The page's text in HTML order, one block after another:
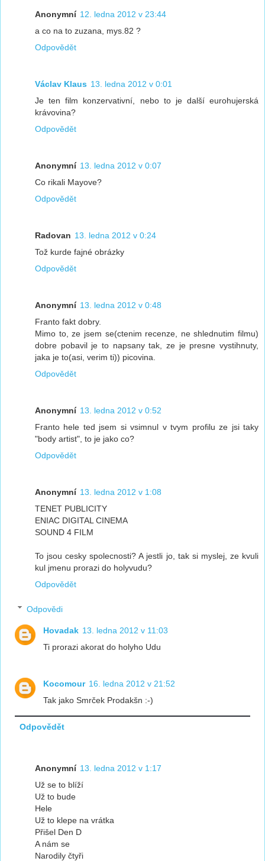
Anonymní 12. ledna 2012 v 23:44
a co na to zuzana, mys.82 ?
Odpovědět
Václav Klaus 13. ledna 2012 v 0:01
Je ten film konzervativní, nebo to je další eurohujerská
krávovina?
Odpovědět
Anonymní 13. ledna 2012 v 0:07
Co rikali Mayove?
Odpovědět
Radovan 13. ledna 2012 v 0:24
Tož kurde fajné obrázky
Odpovědět
Anonymní 13. ledna 2012 v 0:48
Franto fakt dobry.
Mimo to, ze jsem se(ctenim recenze, ne shlednutim filmu)
dobre pobavil je to napsany tak, ze je presne vystihnuty,
jaka je to(asi, verim ti)) picovina.
Odpovědět
Anonymní 13. ledna 2012 v 0:52
Franto hele ted jsem si vsimnul v tvym profilu ze jsi taky
"body artist", to je jako co?
Odpovědět
Anonymní 13. ledna 2012 v 1:08
TENET PUBLICITY
ENIAC DIGITAL CINEMA
SOUND 4 FILM
To jsou cesky spolecnosti? A jestli jo, tak si myslej, ze kvuli
kul jmenu prorazi do holyvudu?
Odpovědět
Odpovědi
Hovadak 13. ledna 2012 v 11:03
Ti prorazi akorat do holyho Udu
Kocomour 16. ledna 2012 v 21:52
Tak jako Smrček Prodakšn :-)
Odpovědět
Anonymní 13. ledna 2012 v 1:17
Už se to blíží
Už to bude
Hele
Už to klepe na vrátka
Přišel Den D
A nám se
Narodily čtyři